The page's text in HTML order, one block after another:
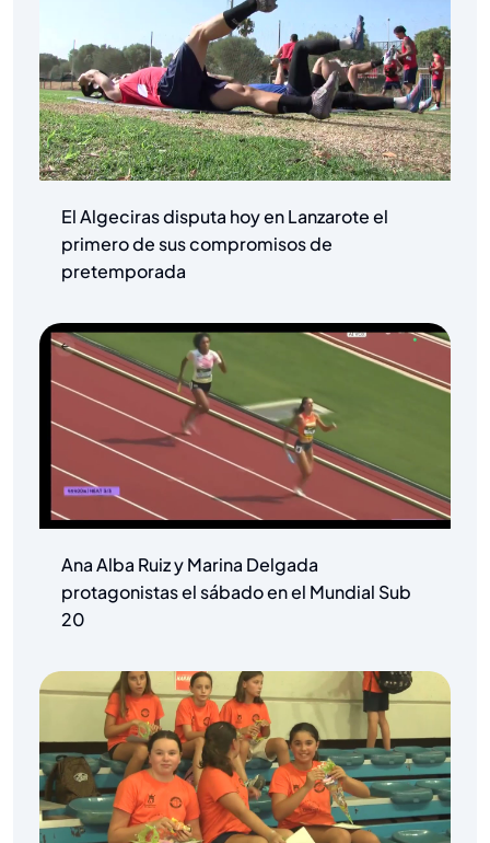
El Algeciras disputa hoy en Lanzarote el
primero de sus compromisos de
pretemporada
Ana Alba Ruiz y Marina Delgada
protagonistas el sábado en el Mundial Sub
20